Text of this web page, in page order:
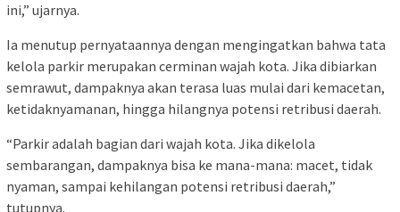
ini,” ujarnya.
Ia menutup pernyataannya dengan mengingatkan bahwa tata
kelola parkir merupakan cerminan wajah kota. Jika dibiarkan
semrawut, dampaknya akan terasa luas mulai dari kemacetan,
ketidaknyamanan, hingga hilangnya potensi retribusi daerah.
“Parkir adalah bagian dari wajah kota. Jika dikelola
sembarangan, dampaknya bisa ke mana-mana: macet, tidak
nyaman, sampai kehilangan potensi retribusi daerah,”
tutupnya.